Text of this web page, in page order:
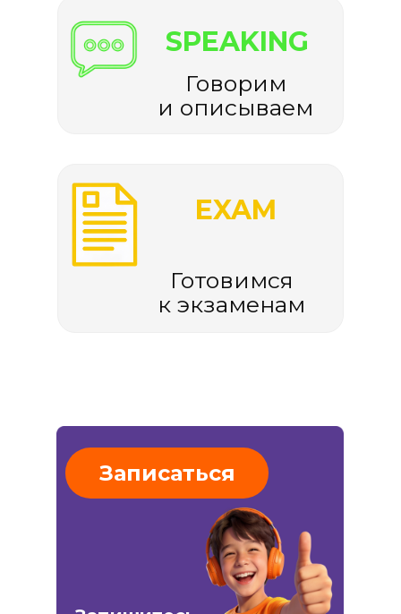
EXAM
SPEAKING
Готовимся
к экзаменам
Говорим
и описываем
Записаться